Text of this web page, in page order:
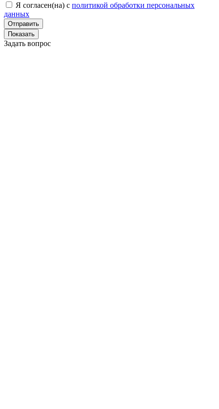
Я согласен(на) с политикой обработки персональных
данных
Показать
Задать вопрос